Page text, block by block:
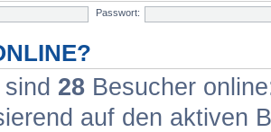
Passwort:
28 Besucher
auf den aktiven